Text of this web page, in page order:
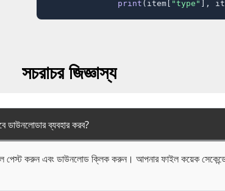
print (item[ "type" ],
সচরাচর জিজ্ঞাস্য
ব্যবহার করব?
পেস্ট করুন এবং ডাউনলোড ক্লিক করুন। আপনার ফাইল কয়েক